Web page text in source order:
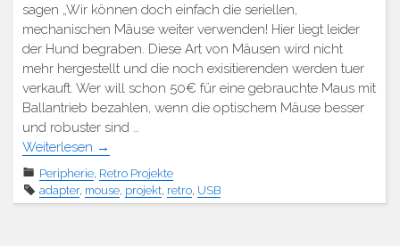
sagen „Wir können doch einfach die seriellen,
mechanischen Mäuse weiter verwenden! Hier liegt leider
der Hund begraben. Diese Art von Mäusen wird nicht
mehr hergestellt und die noch exisitierenden werden tuer
verkauft. Wer will schon 50€ für eine gebrauchte Maus mit
Ballantrieb bezahlen, wenn die optischem Mäuse besser
und robuster sind …
Weiterlesen →
Peripherie Retro Projekte
adapter, mouse projekt retro USB